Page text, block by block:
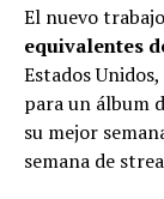
El nuevo
equivalentes
Estados
para un álbum
su mejor
semana de